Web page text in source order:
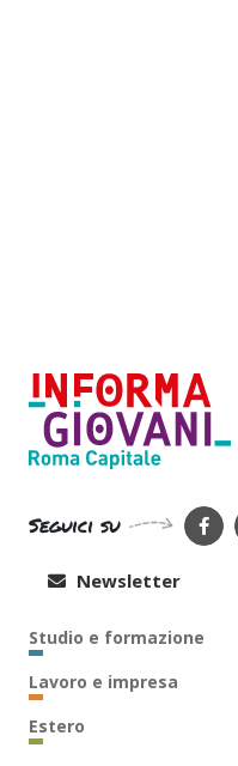
Seguici su
Newsletter
Studio e formazione
Lavoro e impresa
Estero